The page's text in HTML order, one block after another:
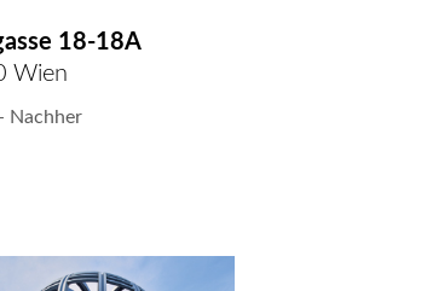
18-18A
Wien
Nachher